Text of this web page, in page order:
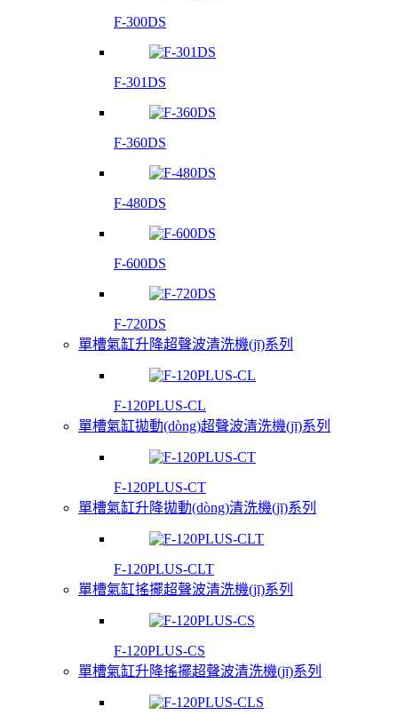
F-300DS
F-301DS
F-360DS
F-480DS
F-600DS
F-720DS
單槽氣缸升降超聲波清洗機(jī)系列
F-120PLUS-CL
單槽氣缸拋動(dòng)超聲波清洗機(jī)系列
F-120PLUS-CT
單槽氣缸升降拋動(dòng)清洗機(jī)系列
F-120PLUS-CLT
單槽氣缸搖擺超聲波清洗機(jī)系列
F-120PLUS-CS
單槽氣缸升降搖擺超聲波清洗機(jī)系列